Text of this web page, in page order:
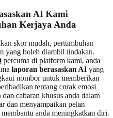
AI Kami
Kerjaya Anda
skor mudah, pertumbuhan
yang boleh diambil tindakan.
percuma di platform kami, anda
laporan berasaskan AI yang
nombor untuk memberikan
tentang corak emosi
cabaran khusus anda dalam
dan menyampaikan pelan
anda meningkatkan diri.